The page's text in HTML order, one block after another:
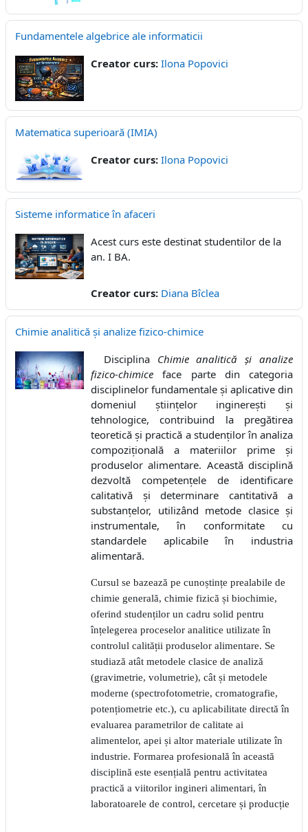
Fundamentele algebrice ale informaticii
Creator curs: Ilona Popovici
Matematica superioară (IMIA)
Creator curs: Ilona Popovici
Sisteme informatice în afaceri
Acest curs este destinat studentilor de la
an. I BA.
Creator curs: Diana Bîclea
Chimie analitică și analize fizico-chimice
Disciplina Chimie analitică și analize
fizico-chimice face parte din categoria
disciplinelor fundamentale și aplicative din
domeniul științelor inginerești și
tehnologice, contribuind la pregătirea
teoretică și practică a studenților în analiza
compozițională a materiilor prime și
produselor alimentare. Această disciplină
dezvoltă competențele de identificare
calitativă și determinare cantitativă a
substanțelor, utilizând metode clasice și
instrumentale, în conformitate cu
standardele aplicabile în industria
alimentară.
Cursul se bazează pe cunoștințe prealabile de
chimie generală, chimie fizică și biochimie,
oferind studenților un cadru solid pentru
înțelegerea proceselor analitice utilizate în
controlul calității produselor alimentare. Se
studiază atât metodele clasice de analiză
(gravimetrie, volumetrie), cât și metodele
moderne (spectrofotometrie, cromatografie,
potențiometrie etc.), cu aplicabilitate directă în
evaluarea parametrilor de calitate ai
alimentelor, apei și altor materiale utilizate în
industrie. Formarea profesională în această
disciplină este esențială pentru activitatea
practică a viitorilor ingineri alimentari, în
laboratoarele de control, cercetare și producție